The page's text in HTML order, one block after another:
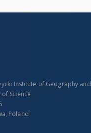
Institute of Geography
Science
Poland